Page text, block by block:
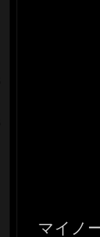
マイノ